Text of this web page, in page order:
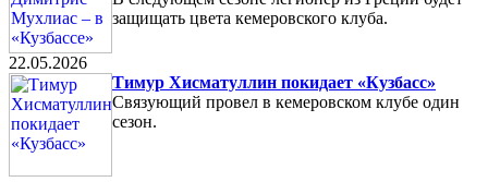
защищать цвета кемеровского клуба.
22.05.2026
Тимур Хисматуллин покидает «Кузбасс»
Связующий провел в кемеровском клубе один
сезон.